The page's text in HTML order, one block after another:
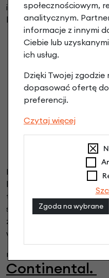
istotne znaczenie przy
bagażu:
MTB 26”, 27,5” i 29”
opon terenowych.
trasach.
wzmocnione – o
przebicia.
warunkach.
Tour – stabilne,
Dzięki tym rozwiązaniom
bezpieczeństwo i
terenowej lub
sprawia, że dętki
zarówno wśród
wybierających
rowerystylowe.pl/m-59/
Continental.
społecznościowym,
analitycznym.
informacje z innymi
Ciebie lub
ich usług.
Dzięki Twojej zgodzie
dopasować ofertę
preferencji.
Czytaj więcej
Zgoda na wybrane